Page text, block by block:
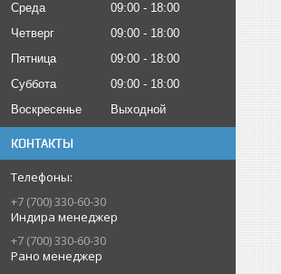
Среда
09:00
18:00
Четверг
09:00
18:00
Пятница
09:00
18:00
Суббота
09:00
18:00
Воскресенье
Выходной
КОНТАКТЫ
+7 (700) 330-60-30
Индира менеджер
+7 (700) 330-60-30
Рано менеджер